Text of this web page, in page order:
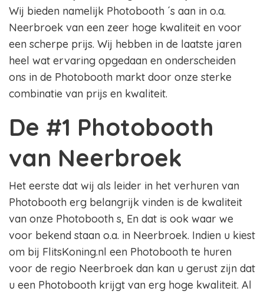
Wij bieden namelijk Photobooth ´s aan in o.a.
Neerbroek van een zeer hoge kwaliteit en voor
een scherpe prijs. Wij hebben in de laatste jaren
heel wat ervaring opgedaan en onderscheiden
ons in de Photobooth markt door onze sterke
combinatie van prijs en kwaliteit.
De #1 Photobooth
van Neerbroek
Het eerste dat wij als leider in het verhuren van
Photobooth erg belangrijk vinden is de kwaliteit
van onze Photobooth s, En dat is ook waar we
voor bekend staan o.a. in Neerbroek. Indien u kiest
om bij FlitsKoning.nl een Photobooth te huren
voor de regio Neerbroek dan kan u gerust zijn dat
u een Photobooth krijgt van erg hoge kwaliteit. Al